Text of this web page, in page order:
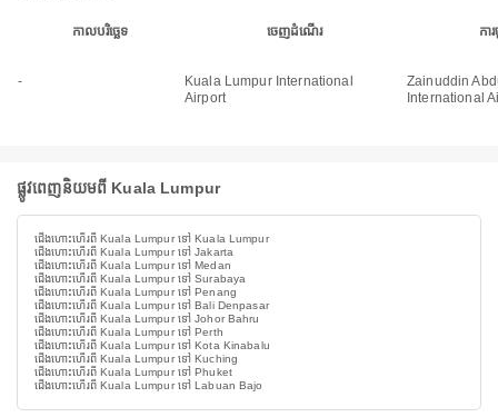
កាលបរិច្ឆេទ ចេញដំណើរ កា
-
Kuala Lumpur International
Airport
Zainuddin
International
ផ្លូវពេញនិយមពី Kuala Lumpur
ជើងហោះហើរពី Kuala Lumpur ទៅ Kuala Lumpur
ជើងហោះហើរពី Kuala Lumpur ទៅ Jakarta
ជើងហោះហើរពី Kuala Lumpur ទៅ Medan
ជើងហោះហើរពី Kuala Lumpur ទៅ Surabaya
ជើងហោះហើរពី Kuala Lumpur ទៅ Penang
ជើងហោះហើរពី Kuala Lumpur ទៅ Bali Denpasar
ជើងហោះហើរពី Kuala Lumpur ទៅ Johor Bahru
ជើងហោះហើរពី Kuala Lumpur ទៅ Perth
ជើងហោះហើរពី Kuala Lumpur ទៅ Kota Kinabalu
ជើងហោះហើរពី Kuala Lumpur ទៅ Kuching
ជើងហោះហើរពី Kuala Lumpur ទៅ Phuket
ជើងហោះហើរពី Kuala Lumpur ទៅ Labuan Bajo